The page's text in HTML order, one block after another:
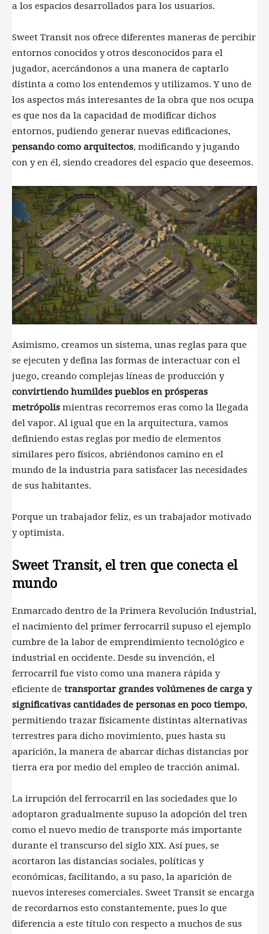
a los espacios desarrollados para los usuarios.
Sweet Transit nos ofrece diferentes maneras de percibir
entornos conocidos y otros desconocidos para el
jugador, acercándonos a una manera de captarlo
distinta a como los entendemos y utilizamos. Y uno de
los aspectos más interesantes de la obra que nos ocupa
es que nos da la capacidad de modificar dichos
entornos, pudiendo generar nuevas edificaciones,
pensando como arquitectos, modificando y jugando
con y en él, siendo creadores del espacio que deseemos.
Asimismo, creamos un sistema, unas reglas para que
se ejecuten y defina las formas de interactuar con el
juego, creando complejas líneas de producción y
convirtiendo humildes pueblos en prósperas
metrópolis mientras recorremos eras como la llegada
del vapor. Al igual que en la arquitectura, vamos
definiendo estas reglas por medio de elementos
similares pero físicos, abriéndonos camino en el
mundo de la industria para satisfacer las necesidades
de sus habitantes.
Porque un trabajador feliz, es un trabajador motivado
y optimista.
Sweet Transit, el tren que conecta el
mundo
Enmarcado dentro de la Primera Revolución Industrial,
el nacimiento del primer ferrocarril supuso el ejemplo
cumbre de la labor de emprendimiento tecnológico e
industrial en occidente. Desde su invención, el
ferrocarril fue visto como una manera rápida y
eficiente de transportar grandes volúmenes de carga y
significativas cantidades de personas en poco tiempo,
permitiendo trazar físicamente distintas alternativas
terrestres para dicho movimiento, pues hasta su
aparición, la manera de abarcar dichas distancias por
tierra era por medio del empleo de tracción animal.
La irrupción del ferrocarril en las sociedades que lo
adoptaron gradualmente supuso la adopción del tren
como el nuevo medio de transporte más importante
durante el transcurso del siglo XIX. Así pues, se
acortaron las distancias sociales, políticas y
económicas, facilitando, a su paso, la aparición de
nuevos intereses comerciales. Sweet Transit se encarga
de recordarnos esto constantemente, pues lo que
diferencia a este título con respecto a muchos de sus